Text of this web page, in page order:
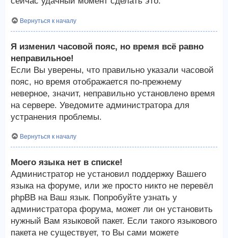
Вернуться к началу
Я изменил часовой пояс, но время всё равно
неправильное!
Если Вы уверены, что правильно указали часовой
пояс, но время отображается по-прежнему
неверное, значит, неправильно установлено время
на сервере. Уведомите администратора для
устранения проблемы.
Вернуться к началу
Моего языка нет в списке!
Администратор не установил поддержку Вашего
языка на форуме, или же просто никто не перевёл
phpBB на Ваш язык. Попробуйте узнать у
администратора форума, может ли он установить
нужный Вам языковой пакет. Если такого языкового
пакета не существует, то Вы сами можете